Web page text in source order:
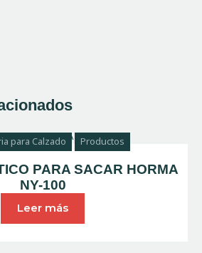
para Calzado Productos
PARA SACAR HORMA
NY-100
Leer más